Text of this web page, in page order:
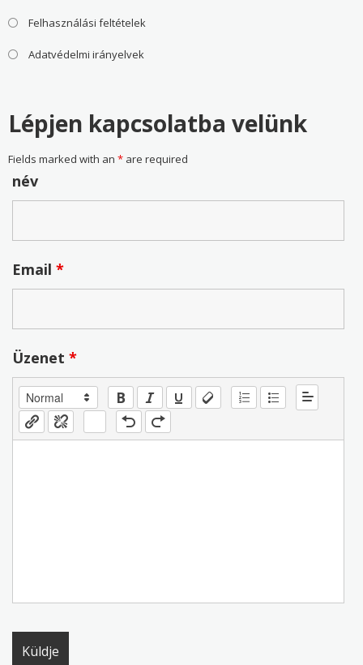
Felhasználási feltételek
Adatvédelmi irányelvek
Lépjen kapcsolatba velünk
Fields marked with an *are required
név
Email *
Üzenet *